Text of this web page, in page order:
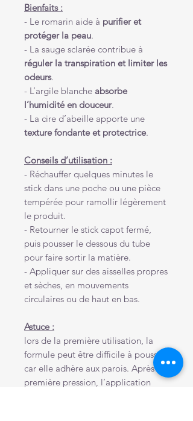
Bienfaits :
- Le romarin aide à purifier et
protéger la peau.
- La sauge sclarée contribue à
réguler la transpiration et limiter les
odeurs.
- L’argile blanche absorbe
l’humidité en douceur.
- La cire d’abeille apporte une
texture fondante et protectrice.
Conseils d’utilisation :
- Réchauffer quelques minutes le
stick dans une poche ou une pièce
tempérée pour ramollir légèrement
le produit.
- Retourner le stick capot fermé,
puis pousser le dessous du tube
pour faire sortir la matière.
- Appliquer sur des aisselles propres
et sèches, en mouvements
circulaires ou de haut en bas.
Astuce :
lors de la première utilisation, la
formule peut être difficile à pousser
car elle adhère aux parois. Après la
première pression, l’application